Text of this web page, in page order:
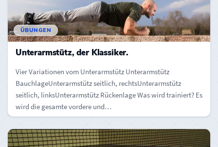
ÜBUNGEN
Unterarmstütz, der Klassiker.
Vier Variationen vom Unterarmstütz Unterarmstütz
BauchlageUnterarmstütz seitlich, rechtsUnterarmstütz
seitlich, linksUnterarmstütz Rückenlage Was wird trainiert? Es
wird die gesamte vordere und…